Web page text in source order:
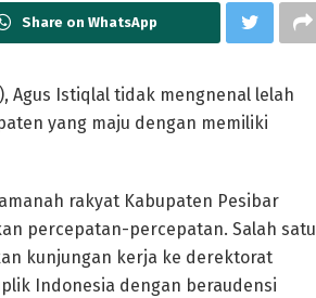
Share on WhatsApp
Agus Istiqlal tidak mengnenal lelah
yang maju dengan memiliki
rakyat Kabupaten Pesibar
percepatan-percepatan. Salah satu
kunjungan kerja ke derektorat
Indonesia dengan beraudensi